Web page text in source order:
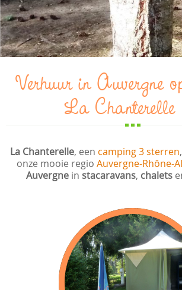
Verhuur in Auvergne
La Chanterelle
La Chanterelle, een camping 3 sterren
onze mooie regio Auvergne-Rhône-
Auvergne in stacaravans, chalets
Bungalows Tente
Lagune